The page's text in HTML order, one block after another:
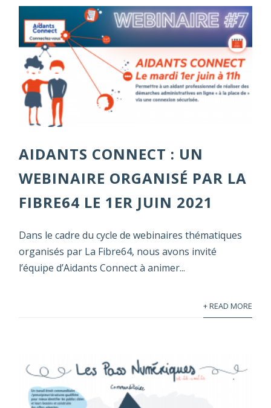
AIDANTS CONNECT : UN
WEBINAIRE ORGANISÉ PAR LA
FIBRE64 LE 1ER JUIN 2021
Dans le cadre du cycle de webinaires thématiques
organisés par La Fibre64, nous avons invité
l’équipe d’Aidants Connect à animer...
+ READ MORE